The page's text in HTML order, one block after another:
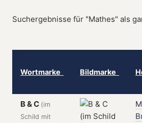
Suchergebnisse für "Mathes" als
Wortmarke Bildmarke
B & C (im
Schild mit